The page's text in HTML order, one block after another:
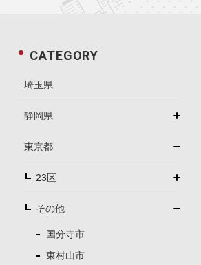
CATEGORY
埼玉県
静岡県
東京都
23区
その他
国分寺市
東村山市